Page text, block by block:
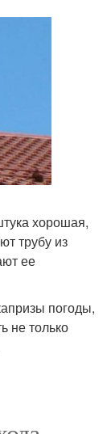
хорошая,
трубу из
ее
погоды,
не только